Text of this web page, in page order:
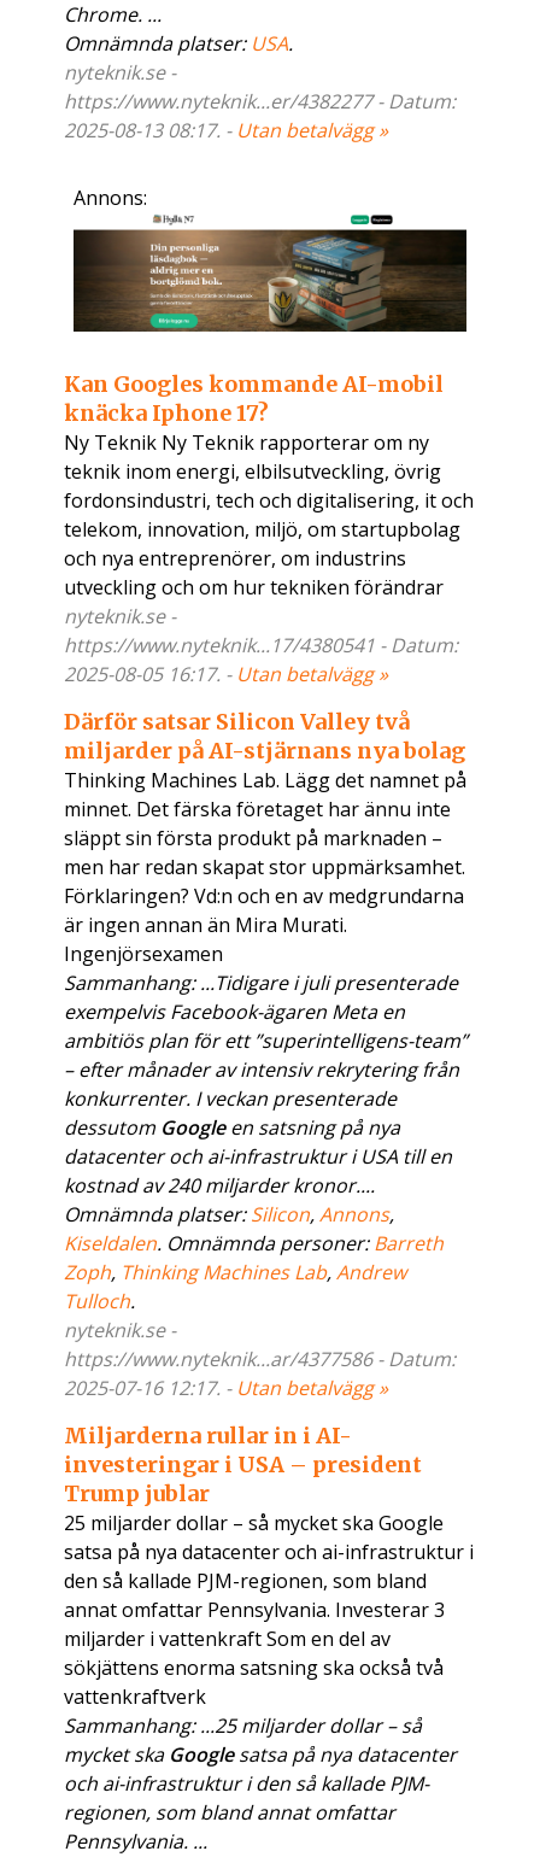
Chrome. ...
Omnämnda platser: USA.
nyteknik.se -
https://www.nyteknik...er/4382277 - Datum:
2025-08-13 08:17. - Utan betalvägg »
Annons:
Kan Googles kommande AI-mobil
knäcka Iphone 17?
Ny Teknik Ny Teknik rapporterar om ny
teknik inom energi, elbilsutveckling, övrig
fordonsindustri, tech och digitalisering, it och
telekom, innovation, miljö, om startupbolag
och nya entreprenörer, om industrins
utveckling och om hur tekniken förändrar
nyteknik.se -
https://www.nyteknik...17/4380541 - Datum:
2025-08-05 16:17. - Utan betalvägg »
Därför satsar Silicon Valley två
miljarder på AI-stjärnans nya bolag
Thinking Machines Lab. Lägg det namnet på
minnet. Det färska företaget har ännu inte
släppt sin första produkt på marknaden –
men har redan skapat stor uppmärksamhet.
Förklaringen? Vd:n och en av medgrundarna
är ingen annan än Mira Murati.
Ingenjörsexamen
Sammanhang: ...Tidigare i juli presenterade
exempelvis Facebook-ägaren Meta en
ambitiös plan för ett ”superintelligens-team”
– efter månader av intensiv rekrytering från
konkurrenter. I veckan presenterade
dessutom Googleen satsning på nya
datacenter och ai-infrastruktur i USA till en
kostnad av 240 miljarder kronor....
Omnämnda platser:Silicon,Annons,
Kiseldalen. Omnämnda personer:Barreth
Zoph, Thinking Machines Lab,Andrew
Tulloch.
nyteknik.se -
https://www.nyteknik...ar/4377586 - Datum:
2025-07-16 12:17. - Utan betalvägg »
Miljarderna rullar in i AI-
investeringar i USA – president
Trump jublar
25 miljarder dollar – så mycket ska Google
satsa på nya datacenter och ai-infrastruktur i
den så kallade PJM-regionen, som bland
annat omfattar Pennsylvania. Investerar 3
miljarder i vattenkraft Som en del av
sökjättens enorma satsning ska också två
vattenkraftverk
Sammanhang: ...25 miljarder dollar – så
mycket ska Googlesatsa på nya datacenter
och ai-infrastruktur i den så kallade PJM-
regionen, som bland annat omfattar
Pennsylvania. ...